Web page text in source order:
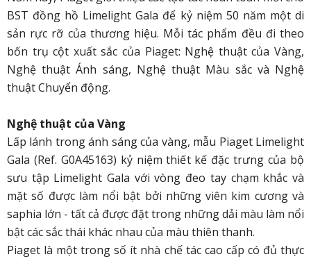
BST đồng hồ Limelight Gala để kỷ niệm 50 năm một di
sản rực rỡ của thương hiệu. Mỗi tác phẩm đều đi theo
bốn trụ cột xuất sắc của Piaget: Nghệ thuật của Vàng,
Nghệ thuật Ánh sáng, Nghệ thuật Màu sắc và Nghệ
thuật Chuyển động.
Nghệ thuật của Vàng
Lấp lánh trong ánh sáng của vàng, mẫu Piaget Limelight
Gala (Ref. G0A45163) kỷ niệm thiết kế đặc trưng của bộ
sưu tập Limelight Gala với vòng đeo tay chạm khắc và
mặt số được làm nổi bật bởi những viên kim cương và
saphia lớn - tất cả được đặt trong những dải màu làm nổi
bật các sắc thái khác nhau của màu thiên thanh.
Piaget là một trong số ít nhà chế tác cao cấp có đủ thực